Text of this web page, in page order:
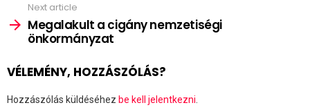
Next article
Megalakult a cigány nemzetiségi
önkormányzat
VÉLEMÉNY, HOZZÁSZÓLÁS?
Hozzászólás küldéséhez be kell jelentkezni